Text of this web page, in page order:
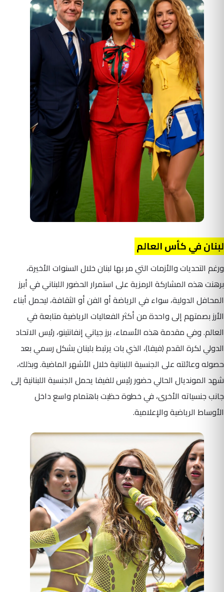
لبنان في كأس العالم
ورغم التحديات والأزمات التي مر بها لبنان خلال السنوات الأخيرة،
برهنت هذه المشاركة الرمزية على استمرار الحضور اللبناني في أبرز
المحافل الدولية، سواء في الرياضة أو الفن أو الثقافة، ليحمل أبناء
الأرز بصمتهم إلى واحدة من أكثر الفعاليات الرياضية متابعة في
العالم. وفي مقدمة هذه الأسماء، برز جياني إنفانتينو، رئيس الاتحاد
الدولي لكرة القدم (فيفا)، الذي بات يرتبط بلبنان بشكل رسمي بعد
حصوله وعائلته على الجنسية اللبنانية خلال الأشهر الماضية. وبذلك،
شهد المونديال الحالي حضور رئيس للفيفا يحمل الجنسية اللبنانية إلى
جانب جنسياته الأخرى، في خطوة حظيت باهتمام واسع داخل
الأوساط الرياضية والإعلامية.